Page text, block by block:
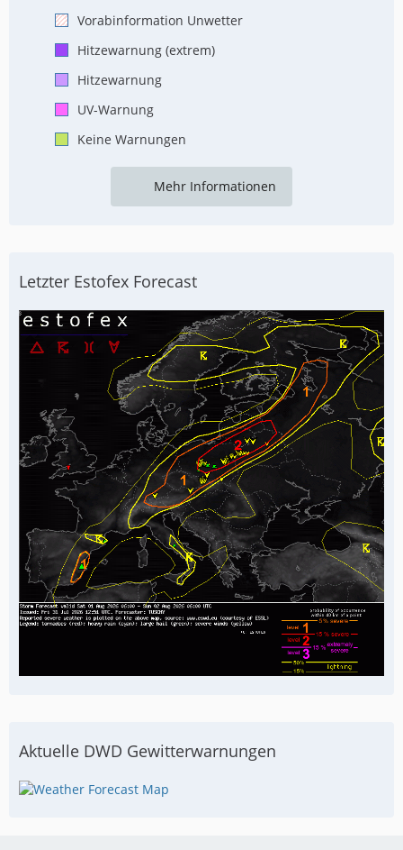
Vorabinformation Unwetter
Hitzewarnung (extrem)
Hitzewarnung
UV-Warnung
Keine Warnungen
Mehr Informationen
Letzter Estofex Forecast
Aktuelle DWD Gewitterwarnungen